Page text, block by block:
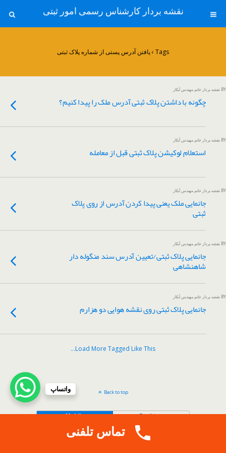
نقشه بردار کارشناس رسمی امور ثبتی
Tags › یافتن آدرس پستی از شماره پلاک ثبتی
BY نقشه بردار خانم مهندس آبکار
چگونه با داشتن پلاک ثبتی آدرس ملک را پیدا کنیم؟
BY نقشه بردار خانم مهندس آبکار
​استعلام لوکیشن پلاک ثبتی قبل از معامله
BY نقشه بردار خانم مهندس آبکار
جانمایی ملک یعنی پیدا کردن آدرس از روی پلاک
ثبتی
BY نقشه بردار خانم مهندس آبکار
جانمایی پلاک ثبتی/تعیین آدرس سند منگوله دار
شاهنشاهی
BY نقشه بردار خانم مهندس آبکار
جانمایی پلاک ثبتی روی نقشه هوایی دو هزارم
Load More Tagged Like This…
Back to top
Mobile Desktop
Tech Tips CopyProtect Wordpress Blogs
واتساپ
تماس تلفنی